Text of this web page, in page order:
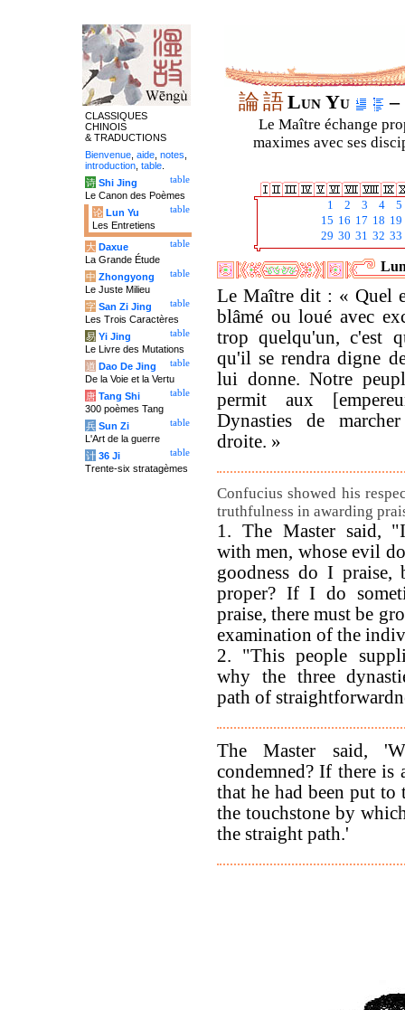
論語Lun Yu –
Le Maître échange
maximes avec ses
1 2 3 4
5
15 16 17 18 19
29 30 31 32 33
Le Maître dit : « Quel
blâmé ou loué avec
trop quelqu'un, c'est
qu'il se rendra digne
lui donne. Notre
permit aux
Dynasties de
droite. »
Confucius showed his
truthfulness in awarding
1. The Master said,
with men, whose evil
goodness do I praise,
proper? If I do
praise, there must be
examination of the
2. "This people
why the three
path of
The Master said,
condemned? If there is
that he had been put to
the touchstone by
the straight path.'
CLASSIQUES
CHINOIS
& TRADUCTIONS
Bienvenue aide notes
introduction table
table
诗 Shi Jing
Le Canon des Poèmes
table
论 Lun Yu
Les Entretiens
table
大 Daxue
La Grande Étude
table
中 Zhongyong
Le Juste Milieu
table
字 San Zi Jing
Les Trois Caractères
table
易 Yi Jing
Le Livre des Mutations
table
道 Dao De Jing
De la Voie et la Vertu
table
唐 Tang Shi
300 poèmes Tang
table
兵 Sun Zi
L'Art de la guerre
table
计 36 Ji
Trente-six stratagèmes